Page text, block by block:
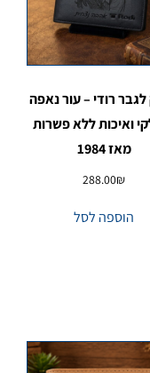
רודי – עור נאפה
ואיכות ללא פשרות
מאז 1984
288.00₪
הוספה לסל